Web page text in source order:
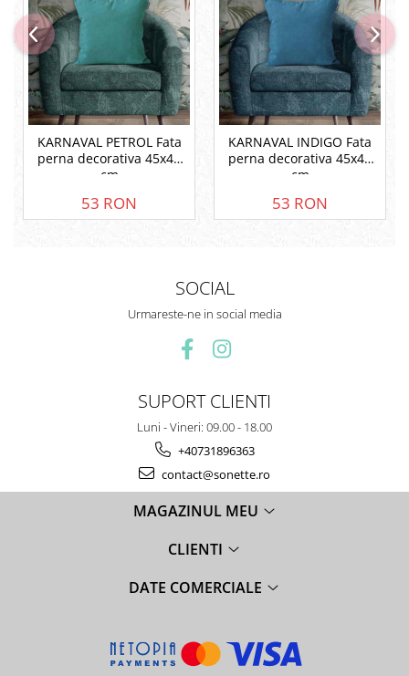
KARNAVAL PETROL Fata
perna decorativa 45x45
cm
53 RON
KARNAVAL INDIGO Fata
perna decorativa 45x45
cm
53 RON
SOCIAL
Urmareste-ne in social media
SUPORT CLIENTI
Luni - Vineri: 09.00 - 18.00
+40731896363
contact@sonette.ro
MAGAZINUL MEU
CLIENTI
DATE COMERCIALE